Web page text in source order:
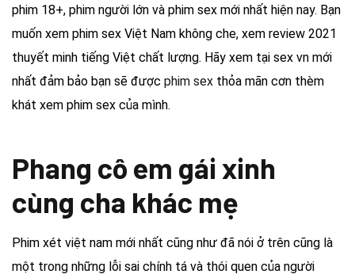
phim 18+, phim người lớn và phim sex mới nhất hiện nay. Bạn
muốn xem phim sex Việt Nam không che, xem review 2021
thuyết minh tiếng Việt chất lượng. Hãy xem tại sex vn mới
nhất đảm bảo bạn sẽ được phim sex thỏa mãn cơn thèm
khát xem phim sex của mình.
Phang cô em gái xinh
cùng cha khác mẹ
Phim xét việt nam mới nhất cũng như đã nói ở trên cũng là
một trong những lỗi sai chính tá và thói quen của người